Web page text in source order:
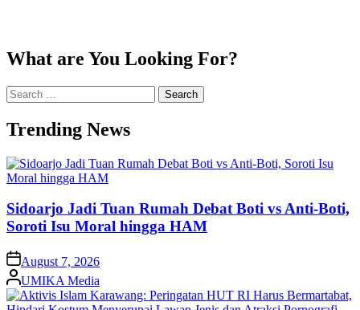
What are You Looking For?
Search
for:
Trending News
Sidoarjo Jadi Tuan Rumah Debat Boti vs Anti-Boti,
Soroti Isu Moral hingga HAM
on August 7, 2026
Posted
by
UMIKA Media